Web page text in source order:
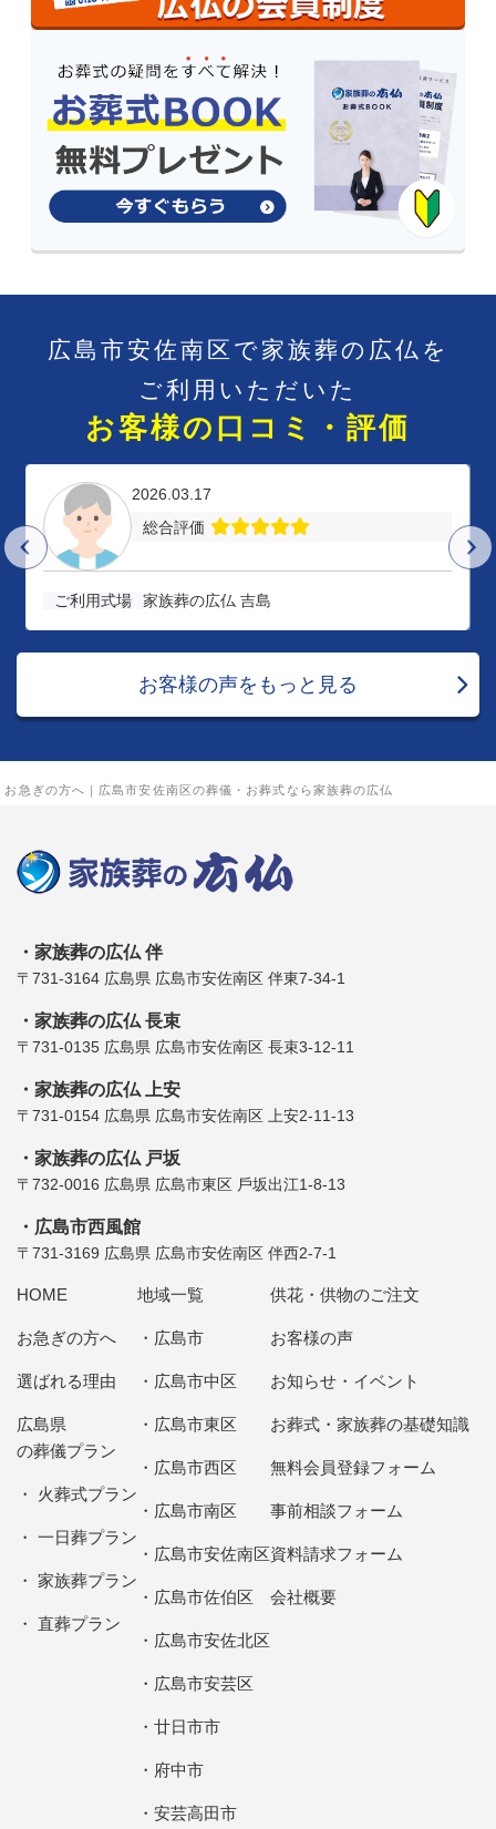
お急ぎの方へ｜広島市安佐南区の葬儀・お葬式なら家族葬の広仏
広島市安佐南区で家族葬の広仏を
ご利用いただいた
お客様の口コミ・評価
2026.03.17
総合評価
ご利用式場 家族葬の広仏 吉島
お客様の声をもっと見る
家族葬の広仏 伴
〒731-3164 広島県 広島市安佐南区 伴東7-34-1
家族葬の広仏 長束
〒731-0135 広島県 広島市安佐南区 長束3-12-11
家族葬の広仏 上安
〒731-0154 広島県 広島市安佐南区 上安2-11-13
家族葬の広仏 戸坂
〒732-0016 広島県 広島市東区 ⼾坂出江1-8-13
広島市西風館
〒731-3169 広島県 広島市安佐南区 伴⻄2-7-1
HOME
お急ぎの方へ
選ばれる理由
広島県
の葬儀プラン
火葬式プラン
一日葬プラン
家族葬プラン
直葬プラン
地域一覧
広島市
広島市中区
広島市東区
広島市西区
広島市南区
広島市安佐南区
広島市佐伯区
広島市安佐北区
広島市安芸区
廿日市市
府中市
安芸高田市
供花・供物のご注文
お客様の声
お知らせ・イベント
お葬式・家族葬の基礎知識
無料会員登録フォーム
事前相談フォーム
資料請求フォーム
会社概要